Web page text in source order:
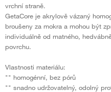
vrchní straně.
GetaCore je akrylově vázaný
broušeny za mokra a mohou být
individuálně od matného,
povrchu.
Vlastnosti materiálu:
"" homogénní, bez pórů
"" snadno udržovatelný, odolný